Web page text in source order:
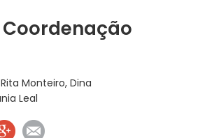
Coordenação
Monteiro, Dina
Leal